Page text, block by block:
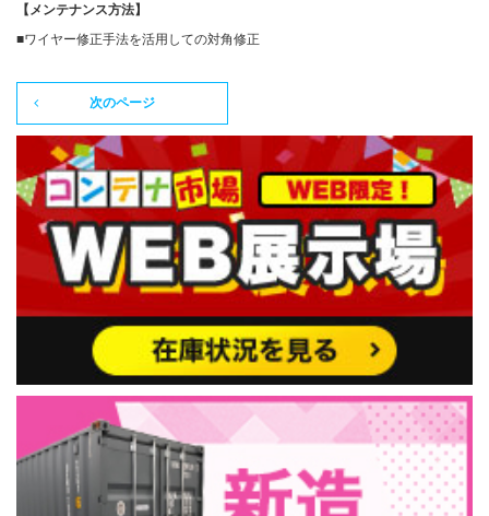
展示会場案内
その他ご案内
【メンテナンス方法】
■ワイヤー修正手法を活用しての対角修正
次のページ